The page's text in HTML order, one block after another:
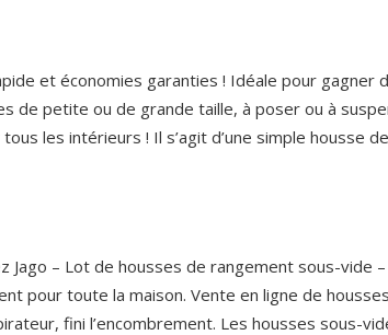
et économies garanties ! Idéale pour gagner
de petite ou de grande taille, à poser ou à
les intérieurs ! Il s’agit d’une simple housse
Jago – Lot de housses de rangement sous-vide
pour toute la maison. Vente en ligne de
fini l’encombrement. Les housses sous-